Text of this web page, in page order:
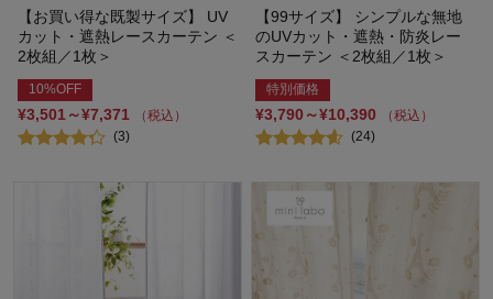
【お買い得な既製サイズ】 UV
カット・遮熱レースカーテン ＜
2枚組／1枚＞
10%OFF
¥3,501～¥7,371
（税込）
(3)
【99サイズ】 シンプルな無地
のUVカット・遮熱・防炎レー
スカーテン ＜2枚組／1枚＞
特別価格
¥3,790～¥10,390
（税込）
(24)